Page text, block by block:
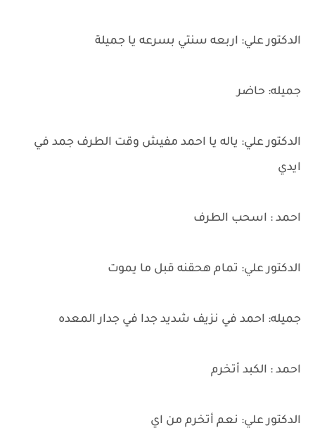
الدكتور علي: اربعه سنتي بسرعه يا جميلة
جميله: حاضر
الدكتور علي: ياله يا احمد مفيش وقت الطرف جمد في
ايدي
احمد : اسحب الطرف
الدكتور علي: تمام هحقنه قبل ما يموت
جميله: احمد في نزيف شديد جدا في جدار المعده
احمد : الكبد أتخرم
الدكتور علي: نعم أتخرم من اي